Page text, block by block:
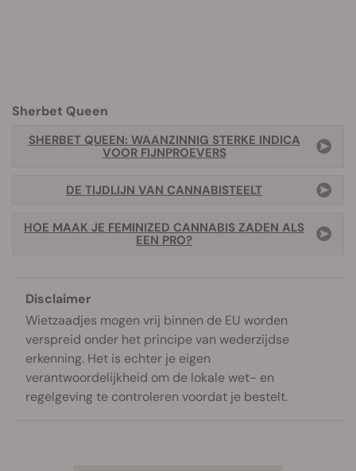
Sherbet Queen
SHERBET QUEEN: WAANZINNIG STERKE INDICA
VOOR FIJNPROEVERS
DE TIJDLIJN VAN CANNABISTEELT
HOE MAAK JE FEMINIZED CANNABIS ZADEN ALS
EEN PRO?
Disclaimer
Wietzaadjes mogen vrij binnen de EU worden
verspreid onder het principe van wederzijdse
erkenning. Het is echter je eigen
verantwoordelijkheid om de lokale wet- en
regelgeving te controleren voordat je bestelt.